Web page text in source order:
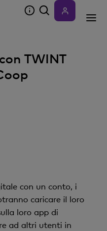
TWINT
con un conto, i
caricare il loro
loro app di
ad altri utenti in